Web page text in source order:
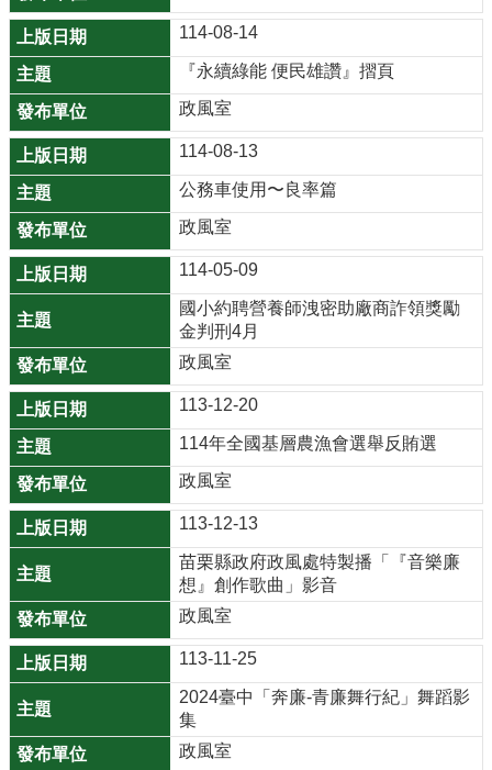
回
首
頁
網
站
導
覽
市
政
箱
E
n
g
l
i
s
h
桃
園
市
政
府
a
114-08-14
『永續綠能 便民雄讚』摺頁
政風室
114-08-13
公務車使用〜良率篇
政風室
114-05-09
國小約聘營養師洩密助廠商詐領獎勵
金判刑4月
政風室
113-12-20
114年全國基層農漁會選舉反賄選
政風室
113-12-13
苗栗縣政府政風處特製播「『音樂廉
想』創作歌曲」影音
政風室
113-11-25
2024臺中「奔廉-青廉舞行紀」舞蹈影
集
政風室